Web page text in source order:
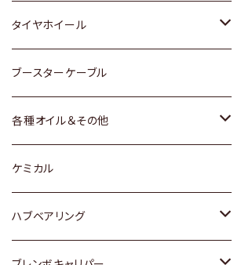
スバル
レクサス
三菱
スバル
ダイハツ
マツダ
三菱
スバル
ダイハツ
スバル
日産
ダイハツ
マツダ
日産
ダイハツ
マツダ
スバル
マツダ
タイヤホイール
トヨタ
ホンダ
スズキ
日産
ブースターケーブル
各種オイル＆その他
ディーデル洗浄添加剤
ケミカル
ハブベアリング